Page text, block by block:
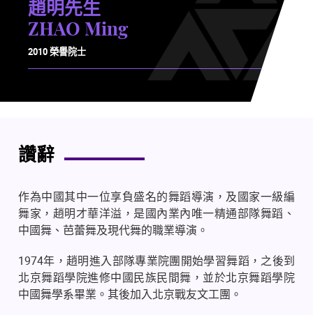
趙明先生
ZHAO Ming
2010 榮譽院士
讚辭
作為中國其中一位享負盛名的舞蹈導演，及國家一級編
舞家，趙明才華洋溢，是國內業內唯一精通部隊舞蹈、
中國舞、芭蕾舞及現代舞的職業導演。
1974年，趙明進入部隊專業院團開始學習舞蹈，之後到
北京舞蹈學院進修中國民族民間舞，並於北京舞蹈學院
中國舞學系畢業。其後加入北京戰友文工團。